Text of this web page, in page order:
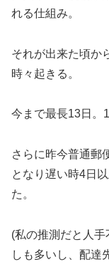
れる仕組み。
それが出来た頃か
時々起きる。
今まで最長13日。
さらに昨今普通郵
となり遅い時4日
た。
(私の推測だと人
しも多いし、配達